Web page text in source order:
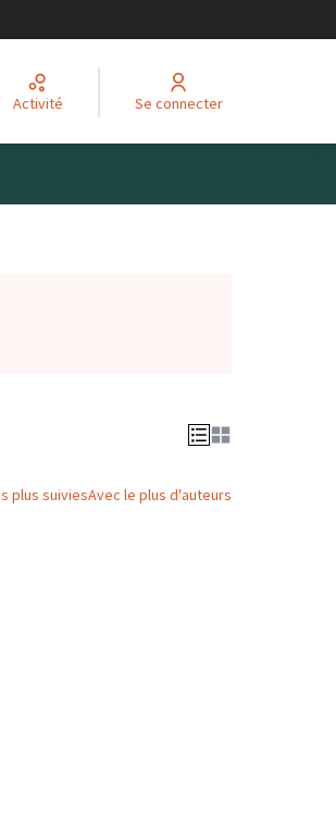
Activité Se connecter
plus suiviesAvec le plus d'auteurs